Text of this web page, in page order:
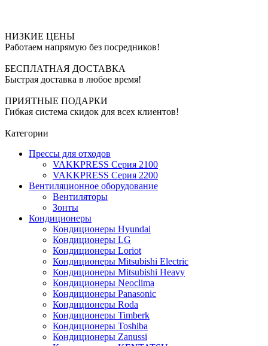
НИЗКИЕ ЦЕНЫ
Работаем напрямую без посредников!
БЕСПЛАТНАЯ ДОСТАВКА
Быстрая доставка в любое время!
ПРИЯТНЫЕ ПОДАРКИ
Гибкая система скидок для всех клиентов!
Категории
Прессы для отходов
VAKKPRESS Серия 2100
VAKKPRESS Серия 2200
Вентиляционное оборудование
Вентиляторы
Зонты
Кондиционеры
Кондиционеры Hyundai
Кондиционеры LG
Кондиционеры Loriot
Кондиционеры Mitsubishi Electric
Кондиционеры Mitsubishi Heavy
Кондиционеры Neoclima
Кондиционеры Panasonic
Кондиционеры Roda
Кондиционеры Timberk
Кондиционеры Toshiba
Кондиционеры Zanussi